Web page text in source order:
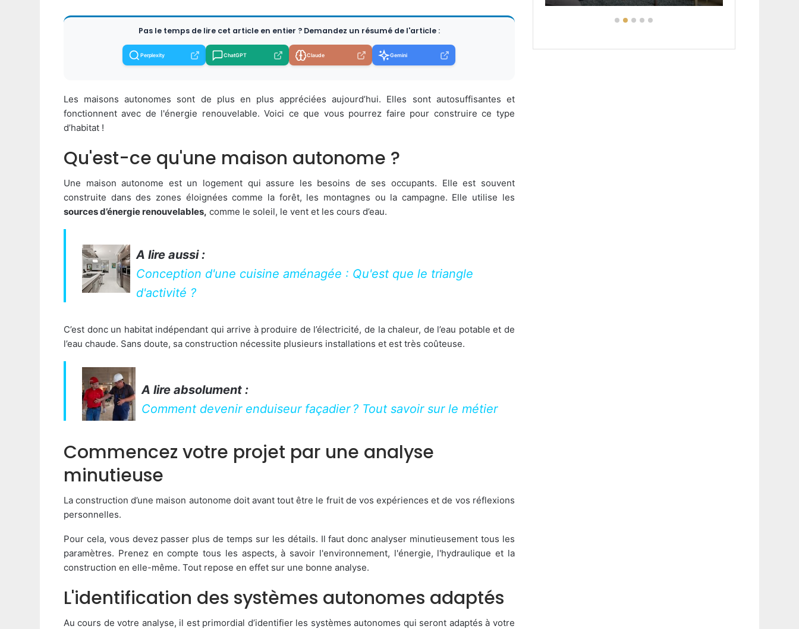
Pas le temps de lire cet article en entier ? Demandez un résumé de l'article :
Perplexity ChatGPT Claude Gemini
Les maisons autonomes sont de plus en plus appréciées aujourd’hui. Elles sont autosuffisantes et
fonctionnent avec de l'énergie renouvelable. Voici ce que vous pourrez faire pour construire ce type
d’habitat !
Qu'est-ce qu'une maison autonome ?
Une maison autonome est un logement qui assure les besoins de ses occupants. Elle est souvent
construite dans des zones éloignées comme la forêt, les montagnes ou la campagne. Elle utilise les
sources d’énergie renouvelables, comme le soleil, le vent et les cours d’eau.
A lire aussi :
Conception d'une cuisine aménagée : Qu'est que le triangle
d'activité ?
C’est donc un habitat indépendant qui arrive à produire de l’électricité, de la chaleur, de l’eau potable et de
l’eau chaude. Sans doute, sa construction nécessite plusieurs installations et est très coûteuse.
A lire absolument :
Comment devenir enduiseur façadier ? Tout savoir sur le métier
Commencez votre projet par une analyse
minutieuse
La construction d’une maison autonome doit avant tout être le fruit de vos expériences et de vos réflexions
personnelles.
Pour cela, vous devez passer plus de temps sur les détails. Il faut donc analyser minutieusement tous les
paramètres. Prenez en compte tous les aspects, à savoir l'environnement, l'énergie, l'hydraulique et la
construction en elle-même. Tout repose en effet sur une bonne analyse.
L'identification des systèmes autonomes adaptés
Au cours de votre analyse, il est primordial d’identifier les systèmes autonomes qui seront adaptés à votre